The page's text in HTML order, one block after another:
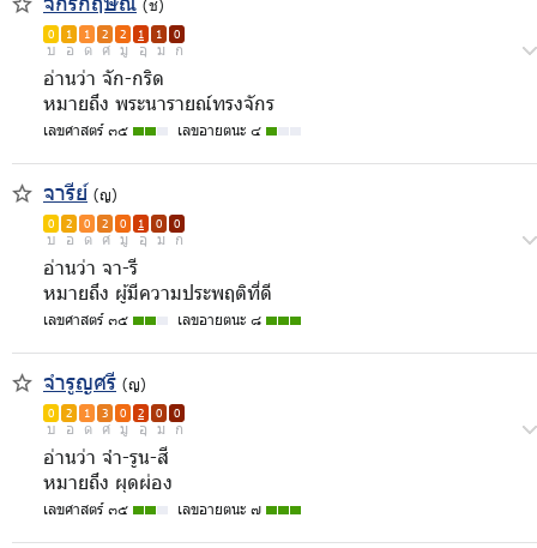
(ช)
0 1 1 2 2 1 1 0
บ อ ด ศ มู อุ ม ก
อ่านว่า จัก-กริด
หมายถึง พระนารายณ์ทรงจักร
เลขศาสตร์ ๓๕ เลขอายตนะ ๔
จารีย์ (ญ)
0 2 0 2 0 1 0 0
บ อ ด ศ มู อุ ม ก
อ่านว่า จา-รี
หมายถึง ผู้มีความประพฤติที่ดี
เลขศาสตร์ ๓๕ เลขอายตนะ ๘
จำรูญศรี (ญ)
0 2 1 3 0 2 0 0
บ อ ด ศ มู อุ ม ก
อ่านว่า จำ-รูน-สี
หมายถึง ผุดผ่อง
เลขศาสตร์ ๓๕ เลขอายตนะ ๗